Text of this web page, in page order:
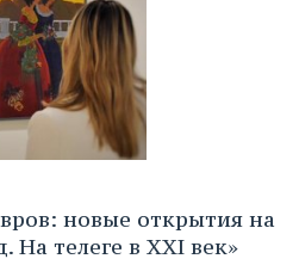
новые открытия на
На телеге в XXI век»